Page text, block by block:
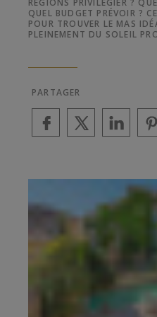
RÉGIONS PRIVILÉGIER ?
QUEL BUDGET PRÉVOIR ?
POUR TROUVER LE MAS
PLEINEMENT DU SOLEIL
PARTAGER